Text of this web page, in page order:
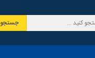
جستجو